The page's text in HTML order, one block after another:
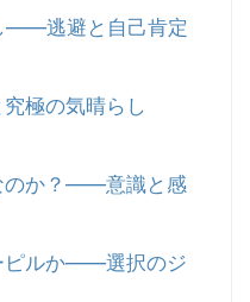
――逃避と自己肯定
極の気晴らし
のか？――意識と感
ピルか――選択のジ